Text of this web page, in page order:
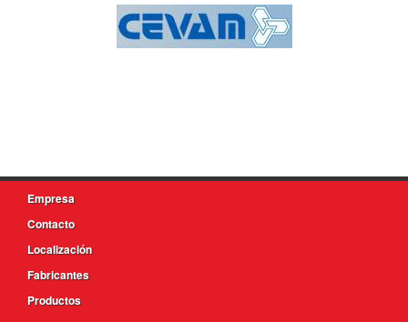
Empresa
Contacto
Localización
Fabricantes
Productos